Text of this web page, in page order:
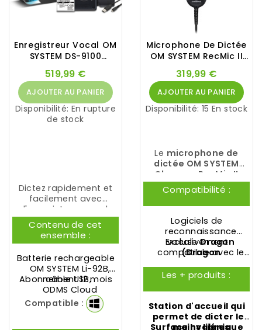
Enregistreur Vocal OM
SYSTEM DS-9100
519,99 €
AJOUTER AU PANIER
Disponibilité: En rupture
de stock
Dictez rapidement et
facilement avec
l'enregistreur vocal
OlympusDS-9100
Standard Kit OM
SYSTEM.
Contenu de cet
ensemble :
Batterie rechargeable
OM SYSTEM Li-92B,
câble USB,
Abonnement 12 mois
ODMS Cloud
Compatible :
Microphone De Dictée
OM SYSTEM RecMic II
319,99 €
AJOUTER AU PANIER
Disponibilité: 15 En stock
Le microphone de
dictée OM SYSTEM
Olympus RecMic II
RM‑4010Na été crée
pour répondre aux
exigences des
professionnels qui
recherchent la facilité
d'utilisation et
d'excellents résultats
en reconnaissance
vocale.
Compatibilité :
Logiciels de
reconnaissance
vocaleDragon
(Dragon
Anywhere,Dragon
Professional
Exclusivement
compatible avec le
SYSTEM ODMS R8
Dictation
Les + produits :
Station d'accueil qui
permet de dicter les
mains libres
Surface hygiénique